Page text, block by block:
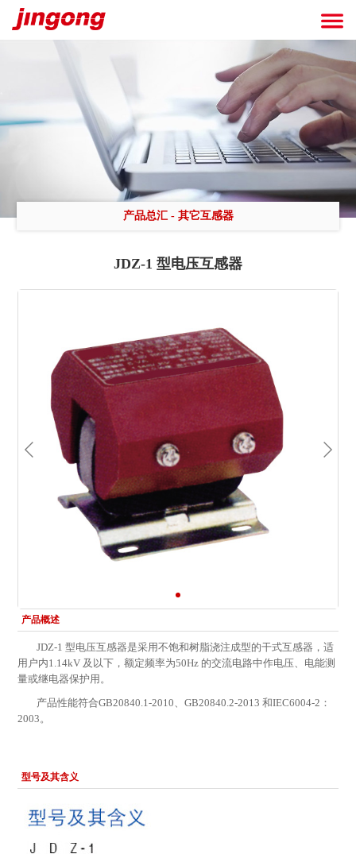
产品总汇- 其它互感器
JDZ-1 型电压互感器
产品概述
JDZ-1 型电压互感器是采用不饱和树脂浇注成型的干式互感器，适
用户内1.14kV 及以下，额定频率为50Hz 的交流电路中作电压、电能测
量或继电器保护用。
产品性能符合GB20840.1-2010、GB20840.2-2013 和IEC6004-2：
2003。
型号及其含义